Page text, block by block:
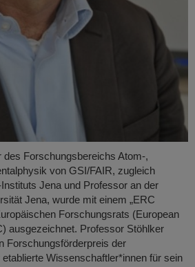
des Forschungsbereichs Atom-,
von GSI/FAIR, zugleich
Jena und Professor an der
Jena, wurde mit einem „ERC
Forschungsrats (European
ausgezeichnet. Professor Stöhlker
Forschungsförderpreis der
Wissenschaftler*innen für sein